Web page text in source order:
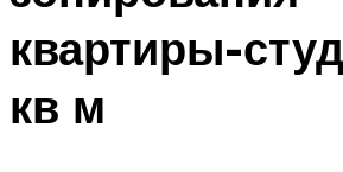
квартиры-
кв м